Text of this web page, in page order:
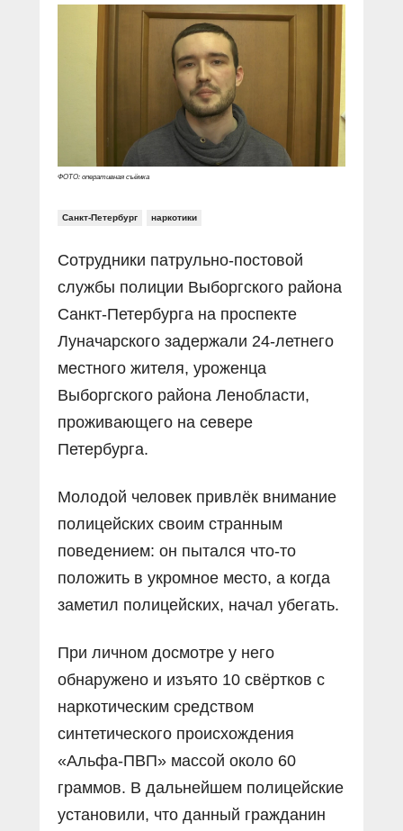
Социальные ролики
Документальные фильмы
Прямой разговор
Специальный репортаж
Газета «Щит и меч»
Журнал «Полиция России»
О ПОРТАЛЕ
ФОТО: оперативная съёмка
Санкт-Петербург наркотики
Сотрудники патрульно-постовой
службы полиции Выборгского района
Санкт-Петербурга на проспекте
Луначарского задержали 24-летнего
местного жителя, уроженца
Выборгского района Ленобласти,
проживающего на севере
Петербурга.
Молодой человек привлёк внимание
полицейских своим странным
поведением: он пытался что-то
положить в укромное место, а когда
заметил полицейских, начал убегать.
При личном досмотре у него
обнаружено и изъято 10 свёртков с
наркотическим средством
синтетического происхождения
«Альфа-ПВП» массой около 60
граммов. В дальнейшем полицейские
установили, что данный гражданин